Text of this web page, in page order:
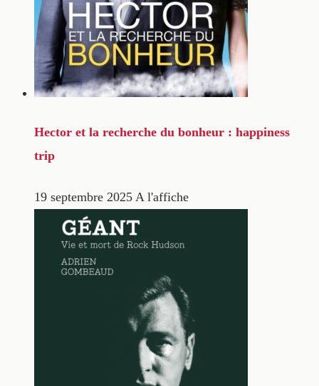
Hector et la recherche du bonheur : happiness
trip
19 septembre 2025 A l'affiche